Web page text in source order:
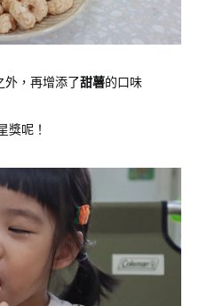
外，再增添了甜薯的口味
獎呢！